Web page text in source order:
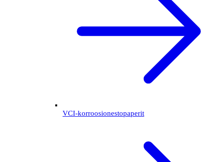
VCI-korroosionestopaperit